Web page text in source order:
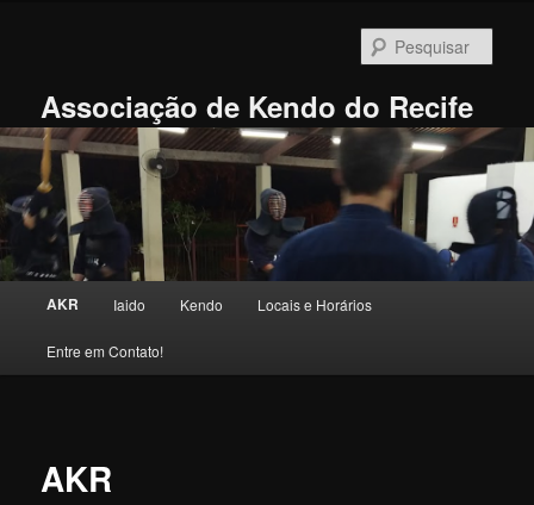
principalAssociação de Kendo do Recife
AKR Iaido Kendo Locais e Horários
Entre em Contato!
AKR